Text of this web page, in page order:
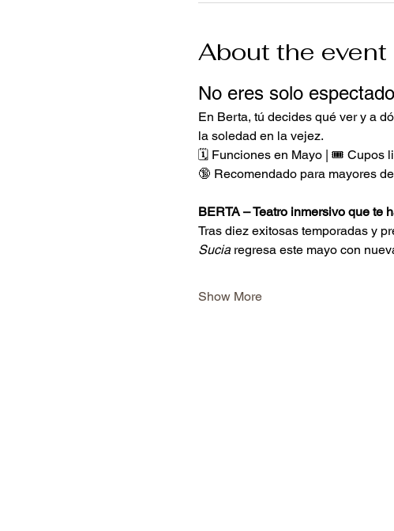
About the event
No eres solo
En Berta, tú decides qué ver y a
la soledad en la vejez.
🗓️ Funciones en Mayo | 🎟️ Cupos
🔞 Recomendado para mayores
BERTA – Teatro inmersivo que te
Tras diez exitosas temporadas y
Sucia regresa este mayo con
Show More